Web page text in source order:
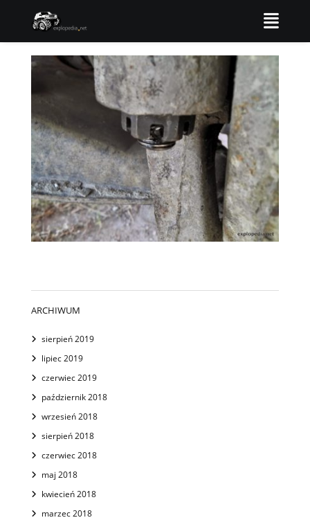
ARCHIWUM
sierpień 2019
lipiec 2019
czerwiec 2019
październik 2018
wrzesień 2018
sierpień 2018
czerwiec 2018
maj 2018
kwiecień 2018
marzec 2018